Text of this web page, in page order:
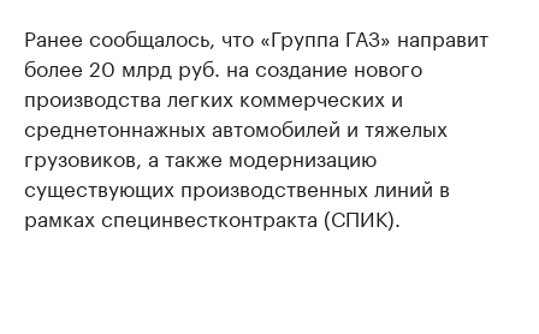
Ранее сообщалось, что «Группа ГАЗ» направит
более 20 млрд руб. на создание нового
производства легких коммерческих и
среднетоннажных автомобилей и тяжелых
грузовиков, а также модернизацию
существующих производственных линий в
рамках специнвестконтракта (СПИК).